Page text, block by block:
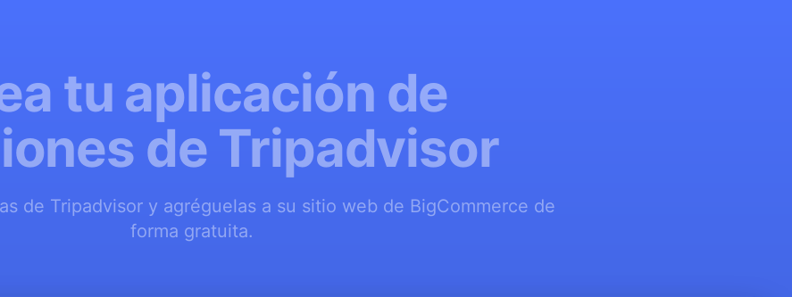
tu aplicación de
de Tripadvisor
de Tripadvisor y agréguelas a su sitio web de BigCommerce de
forma gratuita.